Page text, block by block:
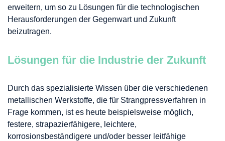
erweitern, um so zu Lösungen für die technologischen
Herausforderungen der Gegenwart und Zukunft
beizutragen.
Lösungen für die Industrie der Zukunft
Durch das spezialisierte Wissen über die verschiedenen
metallischen Werkstoffe, die für Strangpressverfahren in
Frage kommen, ist es heute beispielsweise möglich,
festere, strapazierfähigere, leichtere,
korrosionsbeständigere und/oder besser leitfähige